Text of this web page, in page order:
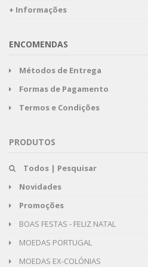
+ Informações
ENCOMENDAS
Métodos de Entrega
Formas de Pagamento
Termos e Condições
PRODUTOS
Todos | Pesquisar
Novidades
Promoções
BOAS FESTAS - FELIZ NATAL
MOEDAS PORTUGAL
MOEDAS EX-COLÓNIAS